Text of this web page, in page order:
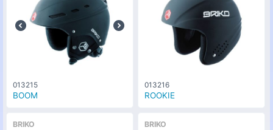
013215
BOOM
013216
ROOKIE
BRIKO BRIKO